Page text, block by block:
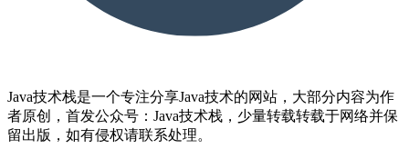
Java技术栈是一个专注分享Java技术的网站，大部分内容为作
者原创，首发公众号：Java技术栈，少量转载转载于网络并保
留出版，如有侵权请联系处理。